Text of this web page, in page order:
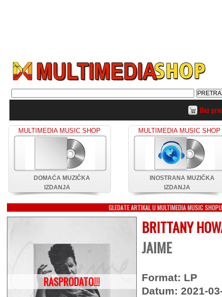
Bez
MULTIMEDIA MUSIC SHOP
DOMAĆA MUZIČKA
IZDANJA
MULTIMEDIA MUSIC SHOP
INOSTRANA MUZIČKA
IZDANJA
GLEDATE ARTIKAL U MULTIMEDIA MUSIC SHOPU
RASPRODATO!!!
BRITTANY
JAIME
Format: LP
Datum: 2021-